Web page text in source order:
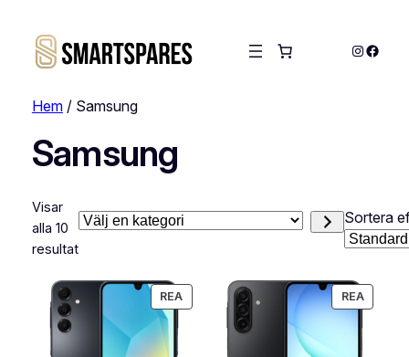
Hem/ Samsung
Samsung
Visar
alla 10
resultat
Välj
Sortera
REAPRODUKTER
PÅ
REA
PÅ